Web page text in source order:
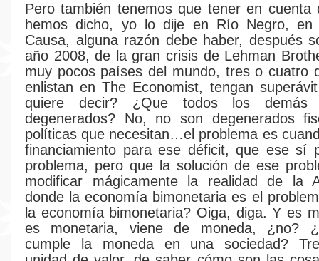
Pero también tenemos que tener en cuenta
hemos dicho, yo lo dije en Río Negro, en
Causa, alguna razón debe haber, después
año 2008, de la gran crisis de Lehman
muy pocos países del mundo, tres o cuatro
enlistan en The Economist, tengan
quiere decir? ¿Que todos los demás
degenerados? No, no son degenerados
políticas que necesitan…el problema es
financiamiento para ese déficit, que ese sí
problema, pero que la solución de ese
modificar mágicamente la realidad de la
donde la economía bimonetaria es el
la economía bimonetaria? Oiga, diga. Y es
es monetaria, viene de moneda, ¿no?
cumple la moneda en una sociedad?